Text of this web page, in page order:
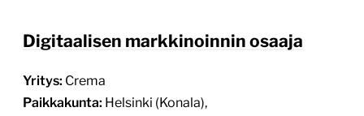
Digitaalisen markkinoinnin osaaja
Yritys: Crema
Paikkakunta: Helsinki (Konala),